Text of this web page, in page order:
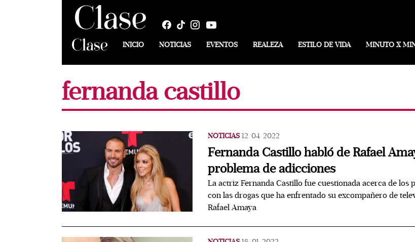
INICIO NOTICIAS EVENTOS REALEZA ESTILO DE VIDA MINUTO X
fernanda castillo
NOTICIAS 12/04/2022
Fernanda Castillo habló de Rafael
problema de adicciones
La actriz Fernanda Castillo fue cuestionada acerca de los
con las drogas que ha enfrentado su excompañero de
Rafael Amaya